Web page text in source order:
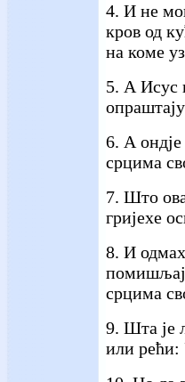
4. И не
кров од
на коме
5. А Исус
6. А
срцима
7. Што
гријехе
8. И
срцима
9. Шта је
или рећи: